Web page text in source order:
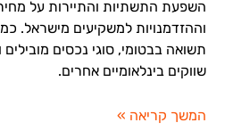
השפעת התשתיות והתיירות על
וההזדמנויות למשקיעים מישראל.
תשואה בבטומי, סוגי נכסים
שווקים בינלאומיים אחרים.
המשך קריאה »